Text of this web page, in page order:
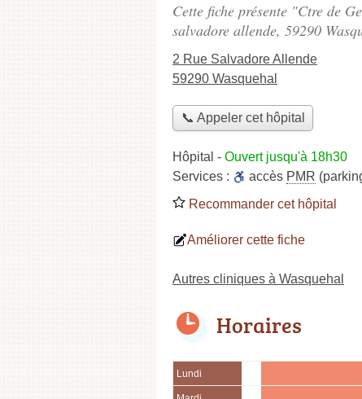
Cette fiche présente "Ctre de
salvadore allende, 59290
2 Rue Salvadore Allende
59290 Wasquehal
📞 Appeler cet hôpital
Hôpital - Ouvert jusqu'à 18h30
Services :
accès PMR
Recommander cet hôpital
Améliorer cette fiche
Autres cliniques à Wasquehal
Horaires
Lundi